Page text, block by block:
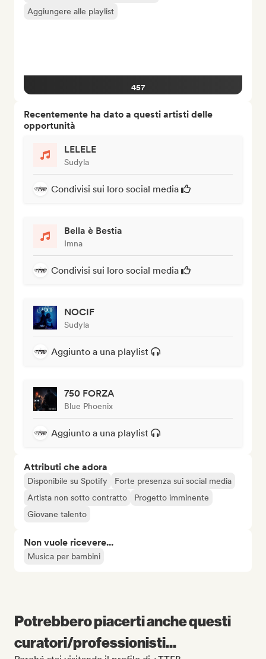
Aggiungere alle playlist
457
Recentemente ha dato a questi artisti delle
opportunità
LELELE
Sudyla
Condivisi sui loro social media
Bella è Bestia
Imna
Condivisi sui loro social media
NOCIF
Sudyla
Aggiunto a una playlist
750 FORZA
Blue Phoenix
Aggiunto a una playlist
Attributi che adora
Disponibile su Spotify
Forte presenza sui social media
Artista non sotto contratto
Progetto imminente
Giovane talento
Non vuole ricevere...
Musica per bambini
Potrebbero piacerti anche questi
curatori/professionisti...